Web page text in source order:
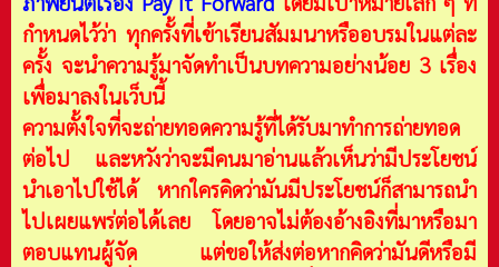
กำหนดไว้ว่า ทุกครั้งที่เข้าเรียนสัมมนาหรืออบรมในแต่ละ
ครั้ง จะนำความรู้มาจัดทำเป็นบทความอย่างน้อย 3 เรื่อง
เพื่อมาลงในเว็บนี้
ความตั้งใจที่จะถ่ายทอดความรู้ที่ได้รับมาทำการถ่ายทอด
ต่อไป และหวังว่าจะมีคนมาอ่านแล้วเห็นว่ามีประโยชน์
นำเอาไปใช้ได้ หากใครคิดว่ามันมีประโยชน์ก็สามารถนำ
ไปเผยแพร่ต่อได้เลย โดยอาจไม่ต้องอ้างอิงที่มาหรือมา
ตอบแทนผู้จัด แต่ขอให้ส่งต่อหากคิดว่ามันดีหรือมี